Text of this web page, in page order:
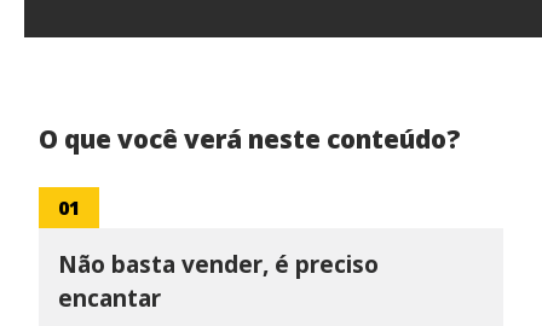
O que você verá neste conteúdo?
01
Não basta vender, é preciso
encantar